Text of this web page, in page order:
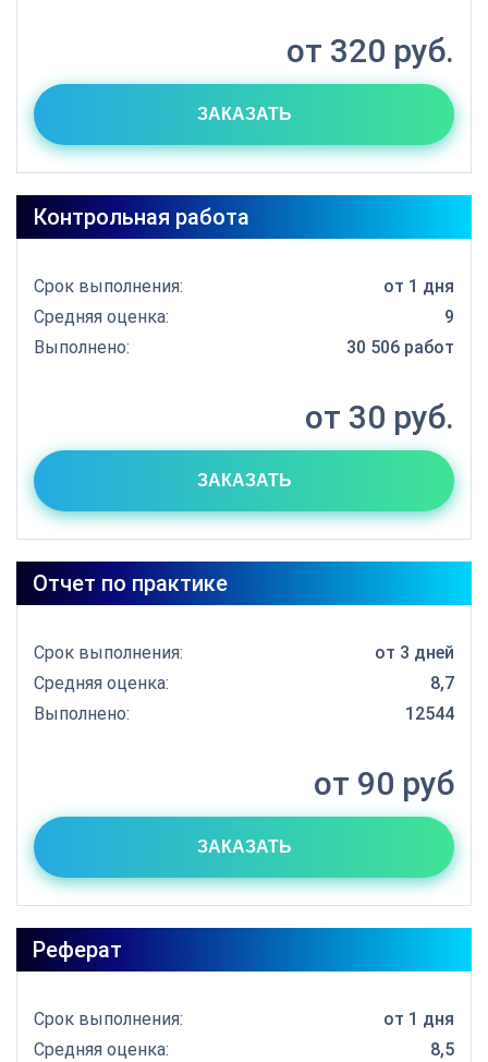
от 320 руб.
ЗАКАЗАТЬ
Контрольная работа
Срок выполнения:
от 1 дня
Средняя оценка:
9
Выполнено:
30 506 работ
от 30 руб.
ЗАКАЗАТЬ
Отчет по практике
Срок выполнения:
от 3 дней
Средняя оценка:
8,7
Выполнено:
12544
от 90 руб
ЗАКАЗАТЬ
Реферат
Срок выполнения:
от 1 дня
Средняя оценка:
8,5